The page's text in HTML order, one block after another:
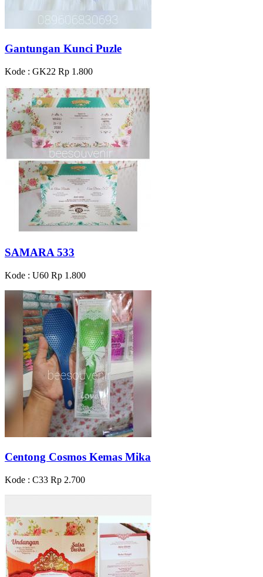
Gantungan Kunci Puzle
Kode : GK22 Rp 1.800
SAMARA 533
Kode : U60 Rp 1.800
Centong Cosmos Kemas Mika
Kode : C33 Rp 2.700